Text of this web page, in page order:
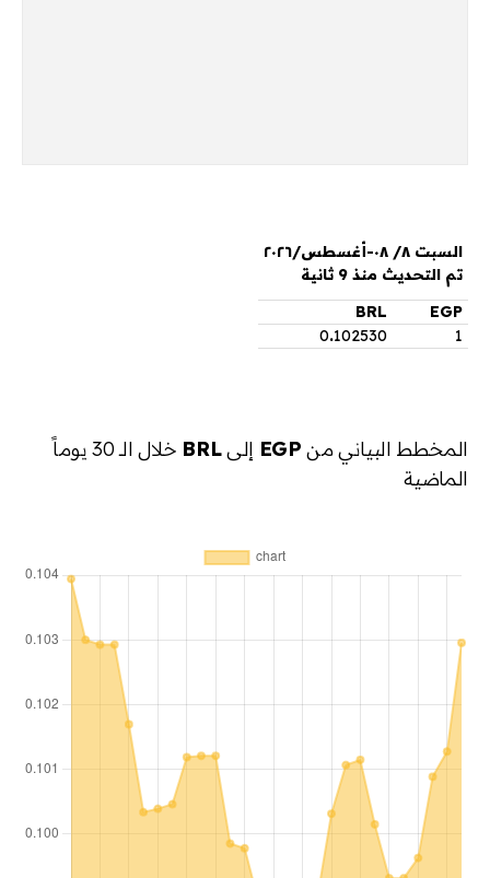
السبت ٨/ ٠٨-أغسطس/٢٠٢٦
تم التحديث منذ 9 ثانية
EGP
BRL
1
0.102530
المخطط البياني من EGP إلىBRL
خلال الـ 30 يوماً
الماضية